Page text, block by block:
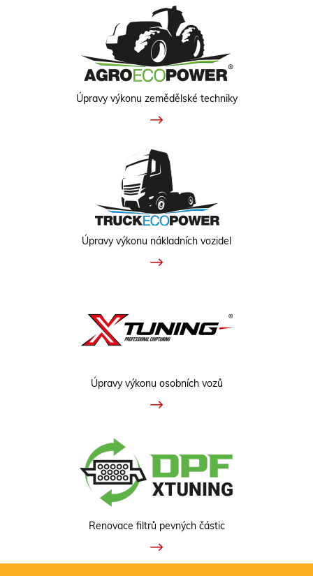
Úpravy výkonu zemědělské techniky
Úpravy výkonu nákladních vozidel
Úpravy výkonu osobních vozů
Renovace filtrů pevných částic